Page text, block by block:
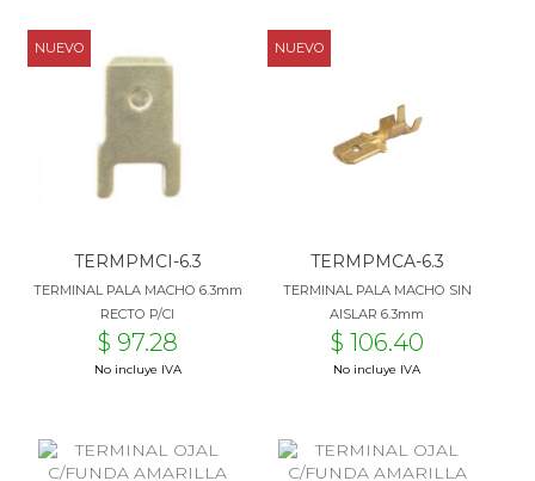
NUEVO
TERMPMCI-6.3
TERMINAL PALA MACHO 6.3mm
RECTO P/CI
$ 97.28
No incluye IVA
NUEVO
TERMPMCA-6.3
TERMINAL PALA MACHO SIN
AISLAR 6.3mm
$ 106.40
No incluye IVA